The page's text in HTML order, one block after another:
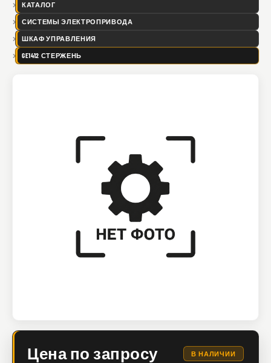
КАТАЛОГ
СИСТЕМЫ ЭЛЕКТРОПРИВОДА
ШКАФ УПРАВЛЕНИЯ
GE1412 СТЕРЖЕНЬ
Цена по запросу В НАЛИЧИИ